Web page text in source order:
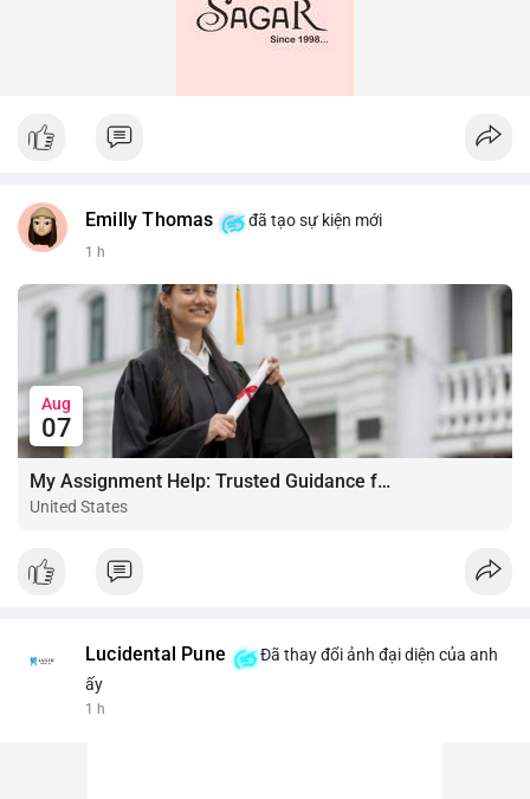
Emilly Thomas đã tạo sự kiện mới
1 h
Aug
07
My Assignment Help: Trusted Guidance for Academic Excellence
United States
Lucidental Pune
Đã thay đổi ảnh đại diện của anh
ấy
1 h